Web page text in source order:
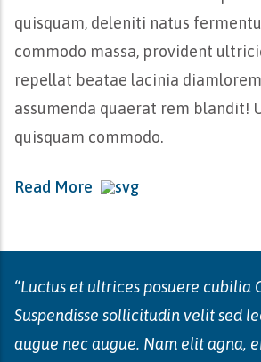
quisquam, deleniti natus
commodo massa, provident
repellat beatae lacinia
assumenda quaerat rem blandit!
quisquam commodo.
Read More
“Luctus et ultrices posuere cubilia
Suspendisse sollicitudin velit sed
augue nec augue. Nam elit agna,